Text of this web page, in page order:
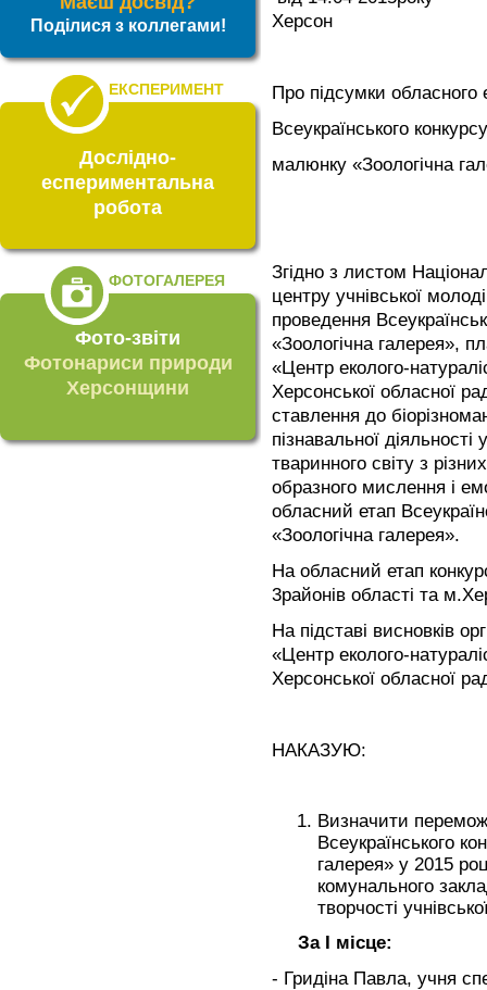
Поділися з коллегами!
ЕКСПЕРИМЕНТ
Дослідно-
еспериментальна
робота
ФОТОГАЛЕРЕЯ
Фото-звіти
Фотонариси природи
Херсонщини
Херсон
Про підсумки обласного
Всеукраїнського
малюнку «Зоологічна
Згідно з листом
центру учнівської
проведення
«Зоологічна галерея»,
«Центр еколого-
Херсонської обласної
ставлення до
пізнавальної діяльності
тваринного світу з
образного мислення і
обласний етап
«Зоологічна галерея».
На обласний етап
3районів області та
На підставі висновків
«Центр еколого-
Херсонської обласної
НАКАЗУЮ:
Визначити
Всеукраїнського
галерея» у 2015
комунального
творчості
За І місце:
- Гридіна Павла, учня